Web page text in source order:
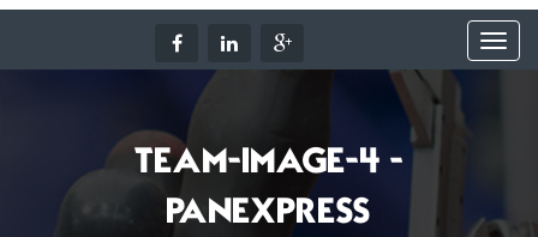
TEAM-IMAGE-4 -
PANEXPRESS